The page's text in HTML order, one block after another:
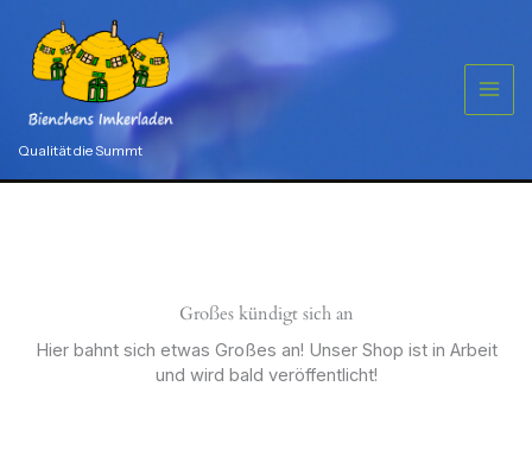
Inhalt
springen
Qualität die Summt
Großes kündigt sich an
Hier bahnt sich etwas Großes an! Unser Shop ist in Arbeit
und wird bald veröffentlicht!